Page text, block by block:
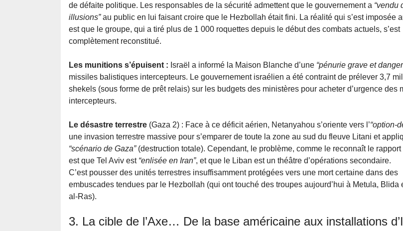
de défaite politique. Les responsables de la sécurité admettent que le gouvernement a “vendu
illusions”au public en lui faisant croire que le Hezbollah était fini. La réalité qui s’est imposée
est que le groupe, qui a tiré plus de 1 000 roquettes depuis le début des combats actuels, s’est
complètement reconstitué.
Les munitions s’épuisent : Israël a informé la Maison Blanche d’une “pénurie grave et
missiles balistiques intercepteurs. Le gouvernement israélien a été contraint de prélever 3,7
shekels (sous forme de prêt relais) sur les budgets des ministères pour acheter d’urgence des
intercepteurs.
Le désastre terrestre (Gaza 2) : Face à ce déficit aérien, Netanyahou s’oriente vers l’“option-
une invasion terrestre massive pour s’emparer de toute la zone au sud du fleuve Litani et
“scénario de Gaza” (destruction totale). Cependant, le problème, comme le reconnaît le
est que Tel Aviv est “enlisée en Iran”, et que le Liban est un théâtre d’opérations secondaire.
C’est pousser des unités terrestres insuffisamment protégées vers une mort certaine dans des
embuscades tendues par le Hezbollah (qui ont touché des troupes aujourd’hui à Metula, Blida
al-Ras).
3. La cible de l’Axe… De la base américaine aux installations